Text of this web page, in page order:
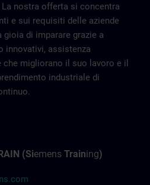
nostra offerta si concentra
e sui requisiti delle aziende
di imparare grazie a
innovativi, assistenza
che migliorano il suo lavoro e il
industriale di
(Siemens Training)